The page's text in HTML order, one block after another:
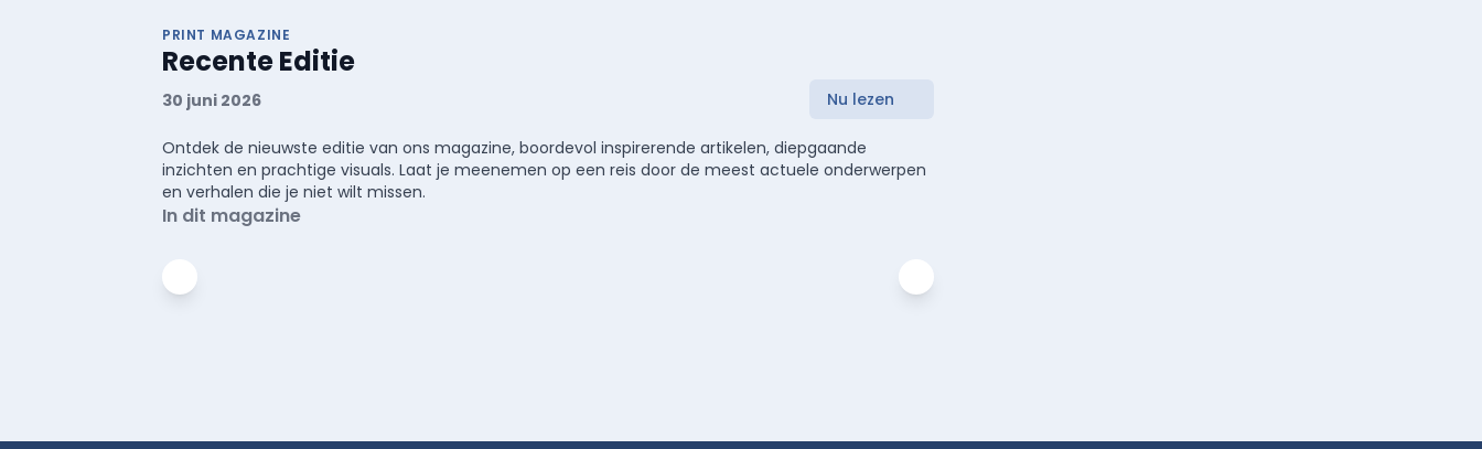
PRINT MAGAZINE
Recente Editie
30 juni 2026 Nu lezen
Ontdek de nieuwste editie van ons magazine, boordevol inspirerende artikelen, diepgaande
inzichten en prachtige visuals. Laat je meenemen op een reis door de meest actuele onderwerpen
en verhalen die je niet wilt missen.
In dit magazine